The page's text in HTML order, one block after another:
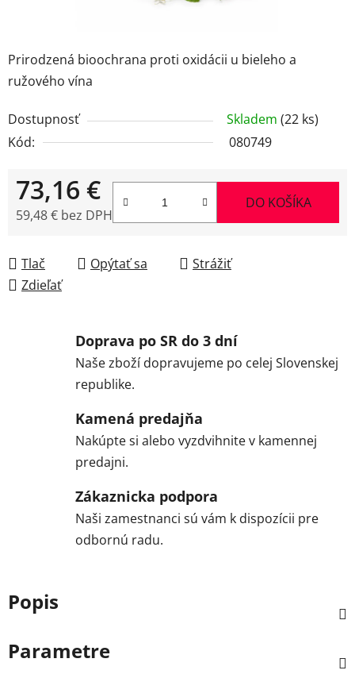
Prirodzená bioochrana proti oxidácii u bieleho a
ružového vína
Dostupnosť Skladem (22 ks)
Kód:
080749
73,16 €
59,48 € bez DPH
DO KOŠÍKA
Tlač Opýtať sa
Strážiť
Zdieľať
Doprava po SR do 3 dní
Naše zboží dopravujeme po celej Slovenskej
republike.
Kamená predajňa
Nakúpte si alebo vyzdvihnite v kamennej
predajni.
Zákaznicka podpora
Naši zamestnanci sú vám k dispozícii pre
odbornú radu.
Popis
Parametre